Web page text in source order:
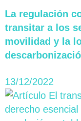
La regulación
transitar a los
movilidad y la
13/12/2022